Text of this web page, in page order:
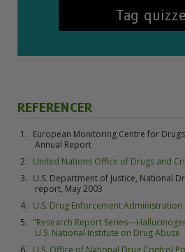
Tag
REFERENCER
European Monitoring Centre for
Annual Report
United Nations Office of Drugs and
U.S. Department of Justice, National
report, May 2003
U.S. Drug Enforcement Administration
"Research Report
U.S. National Institute on Drug Abuse
U.S. Office of National Drug Control